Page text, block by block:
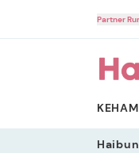
Partner